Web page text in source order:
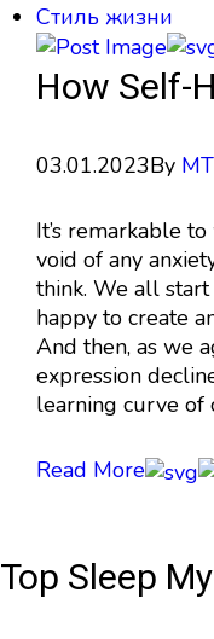
Стиль жизни
How Self-
03.01.2023By
It’s remarkable
void of any
think. We all
happy to create
And then, as we
expression
learning curve of
Read More
Top Sleep